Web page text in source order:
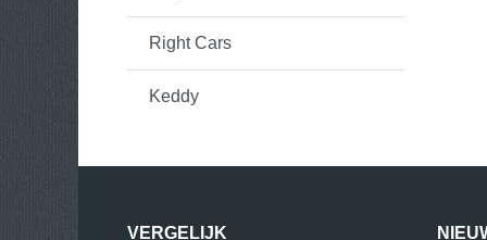
Right Cars
Keddy
VERGELIJK